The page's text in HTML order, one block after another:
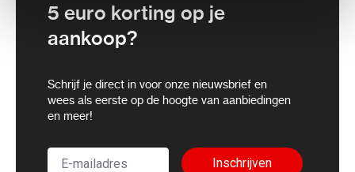
5 euro korting op je
aankoop?
Schrijf je direct in voor onze nieuwsbrief en
wees als eerste op de hoogte van aanbiedingen
en meer!
Inschrijven